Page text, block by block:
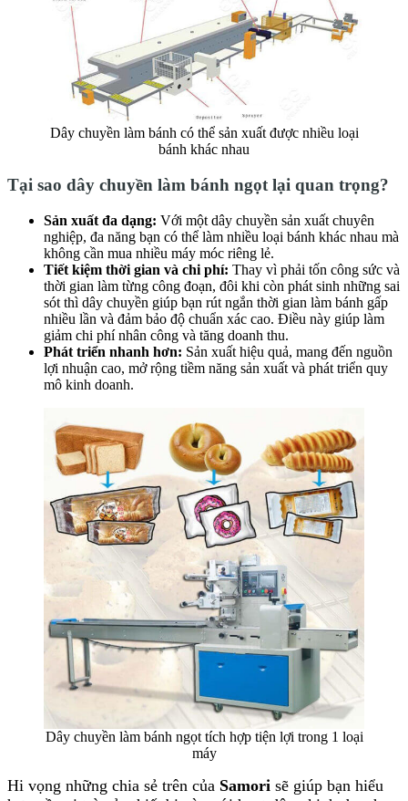
Dây chuyền làm bánh có thể sản xuất được nhiều loại
bánh khác nhau
Tại sao dây chuyền làm bánh ngọt lại quan trọng?
Sản xuất đa dạng: Với một dây chuyền sản xuất chuyên
nghiệp, đa năng bạn có thể làm nhiều loại bánh khác nhau mà
không cần mua nhiều máy móc riêng lẻ.
Tiết kiệm thời gian và chi phí: Thay vì phải tốn công sức và
thời gian làm từng công đoạn, đôi khi còn phát sinh những sai
sót thì dây chuyền giúp bạn rút ngắn thời gian làm bánh gấp
nhiều lần và đảm bảo độ chuẩn xác cao. Điều này giúp làm
giảm chi phí nhân công và tăng doanh thu.
Phát triển nhanh hơn: Sản xuất hiệu quả, mang đến nguồn
lợi nhuận cao, mở rộng tiềm năng sản xuất và phát triển quy
mô kinh doanh.
Dây chuyền làm bánh ngọt tích hợp tiện lợi trong 1 loại
máy
Hi vọng những chia sẻ trên của Samori sẽ giúp bạn hiểu